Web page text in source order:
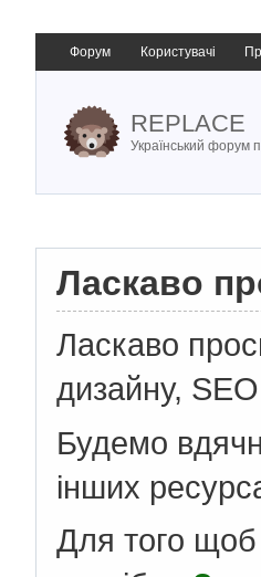
Форум Користувачі
REPLACE
Український форум
Ласкаво
Ласкаво
дизайну,
Будемо
інших
Для того щоб